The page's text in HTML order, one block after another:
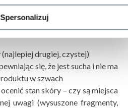
Spersonalizuj
skóry nie pozostały
brudu ani wilgoci.
drugiej, czystej)
się, że jest sucha i nie ma
w szwach
stan skóry – czy są miejsca
uwagi (wysuszone fragmenty,